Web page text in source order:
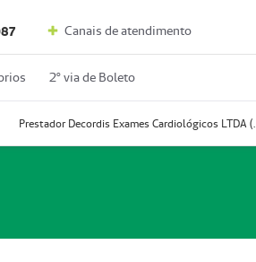
Canais de atendimento
2º via de Boleto
Prestador